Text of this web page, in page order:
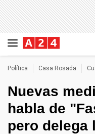
Política Casa Rosada
Nuevas
habla de
pero delega